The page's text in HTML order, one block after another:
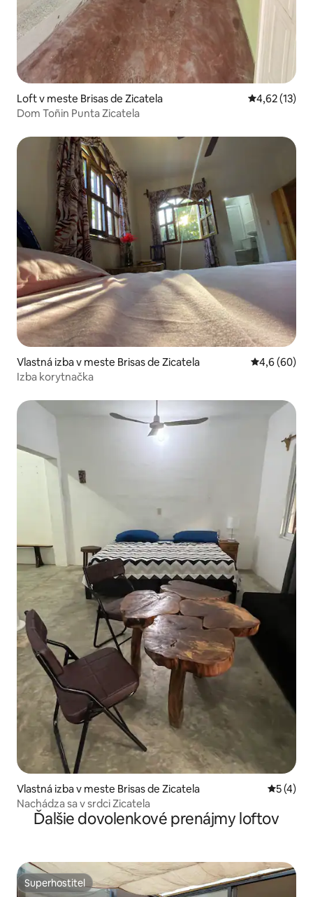
Loft v meste Brisas de Zicatela Priemerné
4,62 (13)
Dom Toñin Punta Zicatela
Vlastná izba v meste Brisas de Zicatela Priemerné
4,6 (60)
Izba korytnačka
Vlastná izba v meste Brisas de Zicatela
5 (4)
Nachádza sa v srdci Zicatela
Ďalšie dovolenkové prenájmy loftov
Superhostiteľ
Superhostiteľ